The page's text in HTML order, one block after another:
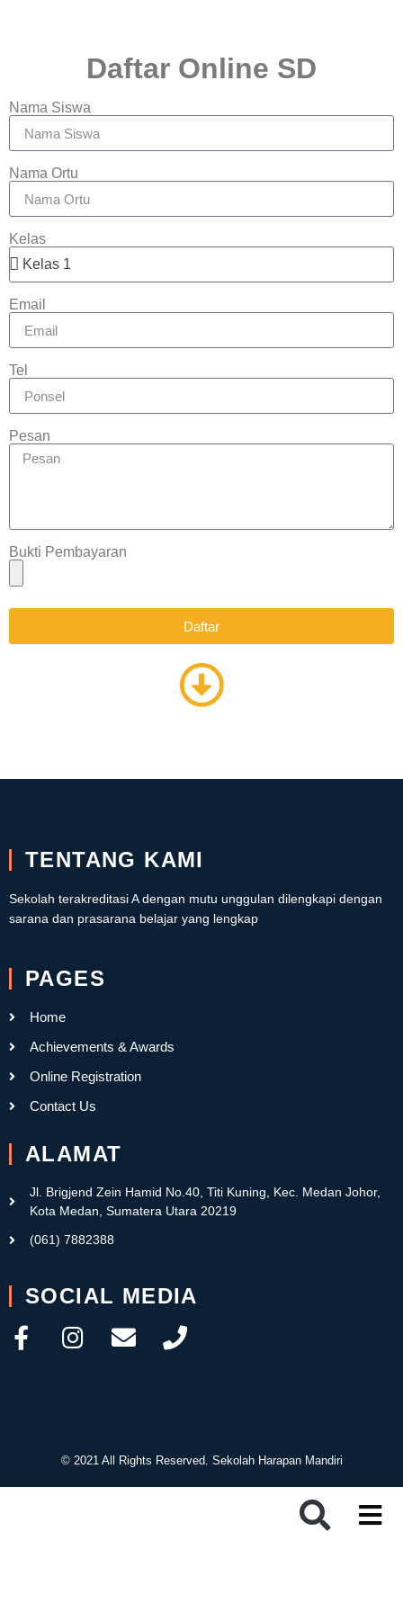
Daftar Online SD
Nama Siswa
Nama Ortu
Kelas
Email
Tel
Pesan
Bukti Pembayaran
Daftar
TENTANG KAMI
Sekolah terakreditasi A dengan mutu unggulan dilengkapi dengan
sarana dan prasarana belajar yang lengkap
PAGES
Home
Achievements & Awards
Online Registration
Contact Us
ALAMAT
Jl. Brigjend Zein Hamid No.40, Titi Kuning, Kec. Medan Johor,
Kota Medan, Sumatera Utara 20219
(061) 7882388
SOCIAL MEDIA
© 2021 All Rights Reserved. Sekolah Harapan Mandiri